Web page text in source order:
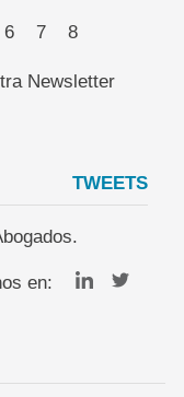
6 7 8
Newsletter
TWEETS
en: